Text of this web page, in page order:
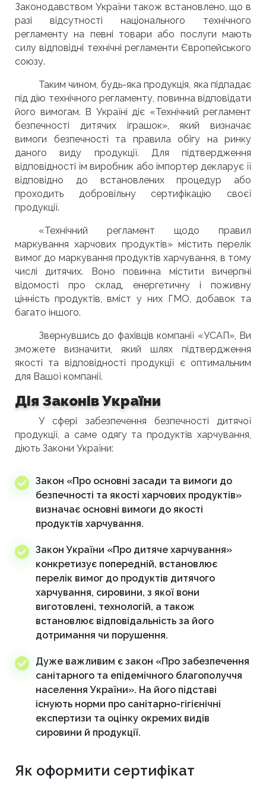
Законодавством України також встановлено, що в
разі відсутності національного технічного
регламенту на певні товари або послуги мають
силу відповідні технічні регламенти Європейського
союзу.
Таким чином, будь-яка продукція, яка підпадає
під дію технічного регламенту, повинна відповідати
його вимогам. В Україні діє «Технічний регламент
безпечності дитячих іграшок», який визначає
вимоги безпечності та правила обігу на ринку
даного виду продукції. Для підтвердження
відповідності їм виробник або імпортер декларує її
відповідно до встановлених процедур або
проходить добровільну сертифікацію своєї
продукції.
«Технічний регламент щодо правил
маркування харчових продуктів» містить перелік
вимог до маркування продуктів харчування, в тому
числі дитячих. Воно повинна містити вичерпні
відомості про склад, енергетичну і поживну
цінність продуктів, вміст у них ГМО, добавок та
багато іншого.
Звернувшись до фахівців компанії «УСАП», Ви
зможете визначити, який шлях підтвердження
якості та відповідності продукції є оптимальним
для Вашої компанії.
Дія Законів України
У сфері забезпечення безпечності дитячої
продукції, а саме одягу та продуктів харчування,
діють Закони України:
Закон «Про основні засади та вимоги до
безпечності та якості харчових продуктів»
визначає основні вимоги до якості
продуктів харчування.
Закон України «Про дитяче харчування»
конкретизує попередній, встановлює
перелік вимог до продуктів дитячого
харчування, сировини, з якої вони
виготовлені, технологій, а також
встановлює відповідальність за його
дотримання чи порушення.
Дуже важливим є закон «Про забезпечення
санітарного та епідемічного благополуччя
населення України». На його підставі
існують норми про санітарно-гігієнічні
експертизи та оцінку окремих видів
сировини й продукції.
Як оформити сертифікат